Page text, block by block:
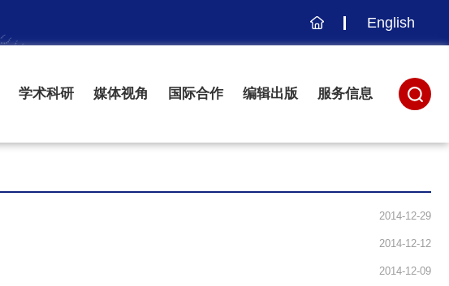
主 English
学术科研 媒体视角 国际合作 编辑出版 服务信息
2014-12-29
2014-12-12
2014-12-09